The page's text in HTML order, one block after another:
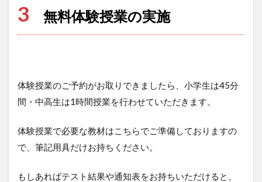
3 無料体験授業の実施
体験授業のご予約がお取りできましたら、小学生は45分
間・中高生は1時間授業を行わせていただきます。
体験授業で必要な教材はこちらでご準備しておりますの
で、筆記用具だけお持ちください。
もしあればテスト結果や通知表をお持ちいただけると、